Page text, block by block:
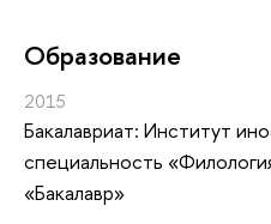
Oбразование
2015
Бакалавриат: Институт
специальность
«Бакалавр»